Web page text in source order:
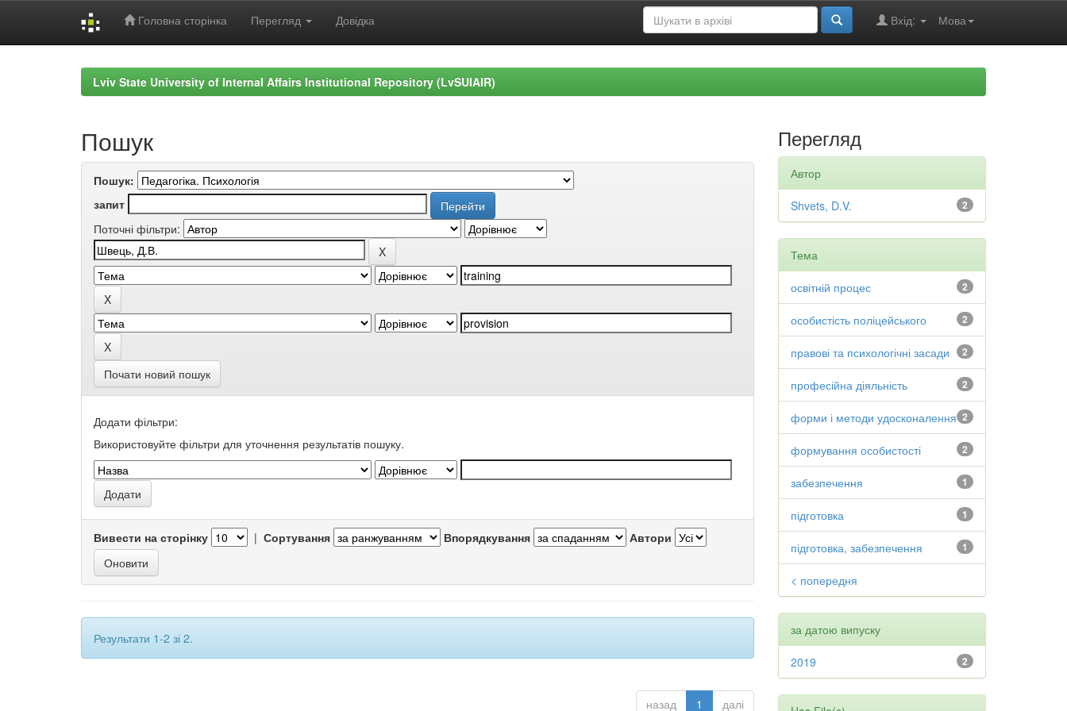
Головна сторінка Перегляд Довідка Мова
Вхід:
Lviv State University of Internal Affairs Institutional Repository (LvSUIAIR)
Пошук
Пошук:
запит
Поточні фільтри:
Почати новий пошук
Додати фільтри:
Використовуйте фільтри для уточнення результатів пошуку.
Вивести на сторінку | Сортування Впорядкування Автори
Результати 1-2 зі 2.
назад 1 далі
Перегляд
Автор
2
Shvets, D.V.
Тема
2
освітній процес
2
особистість поліцейського
2
правові та психологічні засади
2
професійна діяльність
2
форми і методи удосконалення
2
формування особистості
1
забезпечення
1
підготовка
1
підготовка, забезпечення
< попередня
за датою випуску
2
2019